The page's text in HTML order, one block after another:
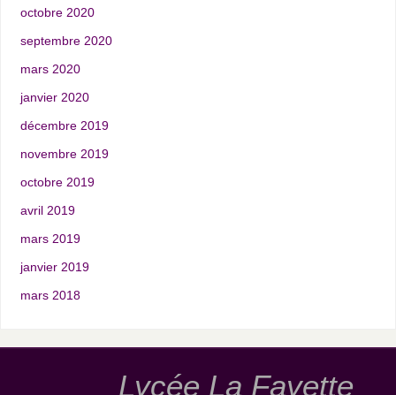
octobre 2020
septembre 2020
mars 2020
janvier 2020
décembre 2019
novembre 2019
octobre 2019
avril 2019
mars 2019
janvier 2019
mars 2018
Lycée La Fayette